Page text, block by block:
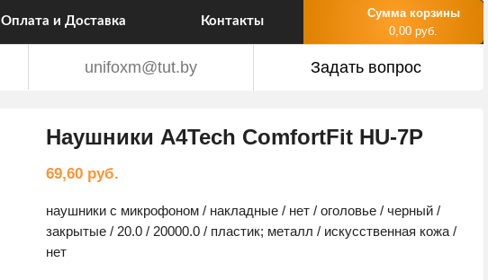
Оплата и Доставка Контакты
Сумма корзины
0,00 руб.
unifoxm@tut.by Задать вопрос
Наушники A4Tech ComfortFit HU-7P
69,60 руб.
наушники с микрофоном / накладные / нет / оголовье / черный /
закрытые / 20.0 / 20000.0 / пластик; металл / искусственная кожа /
нет